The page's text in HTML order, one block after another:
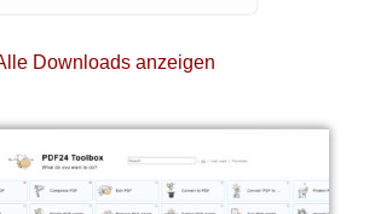
Downloads anzeigen